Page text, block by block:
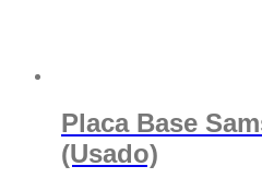
Placa Base
(Usado)